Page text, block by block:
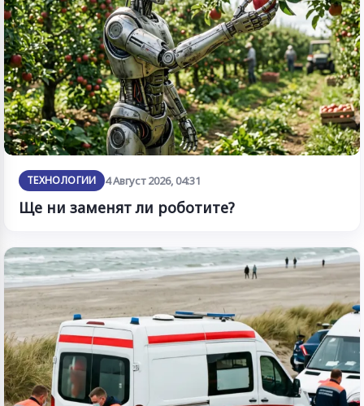
ТЕХНОЛОГИИ 4 Август 2026, 04:31
Ще ни заменят ли роботите?